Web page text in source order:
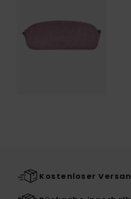
Kostenloser